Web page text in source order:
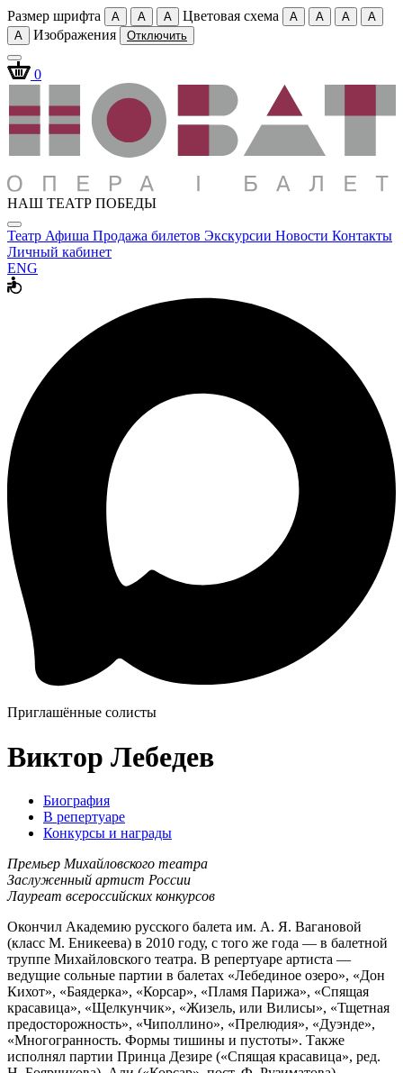
Размер шрифта A A A Цветовая схема A A A
A
A
Изображения Отключить
0
НАШ ТЕАТР ПОБЕДЫ
Театр Афиша Продажа билетов Экскурсии Новости Контакты
Личный кабинет
ENG
Приглашённые солисты
Виктор Лебедев
Биография
В репертуаре
Конкурсы и награды
Премьер Михайловского театра
Заслуженный артист России
Лауреат всероссийских конкурсов
Окончил Академию русского балета им. А. Я. Вагановой
(класс М. Еникеева) в 2010 году, с того же года — в балетной
труппе Михайловского театра. В репертуаре артиста —
ведущие сольные партии в балетах «Лебединое озеро», «Дон
Кихот», «Баядерка», «Корсар», «Пламя Парижа», «Спящая
красавица», «Щелкунчик», «Жизель, или Вилисы», «Тщетная
предосторожность», «Чиполлино», «Прелюдия», «Дуэнде»,
«Многогранность. Формы тишины и пустоты». Также
исполнял партии Принца Дезире («Спящая красавица», ред.